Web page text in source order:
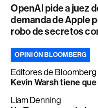
OpenAI pide a juez
demanda de Apple
robo de secretos
OPINIÓN BLOOMBERG
Editores de
Kevin Warsh tiene
Liam Denning